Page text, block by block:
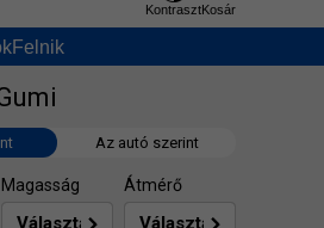
Felnik
KontrasztKosár
Az autó szerint
Magasság Átmérő